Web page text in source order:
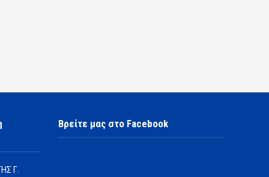
Γ.
Βρείτε μας στο Facebook